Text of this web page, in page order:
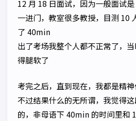
12 月 18 日面试，因为一般面试
一进门，教室很多教授，目测 10
了 40min
出了考场我整个人都不正常了，
得腿软了
考完之后，直到现在，我都是精神
不过结果什么的无所谓，我觉得
的，非母语下 40min 的时间里和